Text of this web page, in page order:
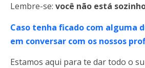
Lembre-se: você não está
Caso tenha ficado com alguma
em conversar com os nossos
Estamos aqui para te dar todo o